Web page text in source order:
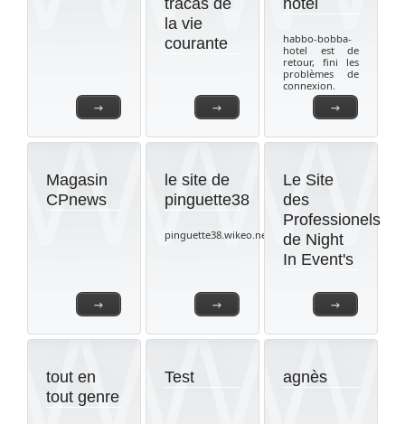
→ →
tracas de
la vie
courante
→
hotel
habbo-bobba-
hotel est de
retour, fini les
problèmes de
connexion.
→
Magasin
CPnews
→
le site de
pinguette38
pinguette38.wikeo.net
→
Le Site
des
Professionels
de Night
In Event's
tout en
tout genre
Test agnès